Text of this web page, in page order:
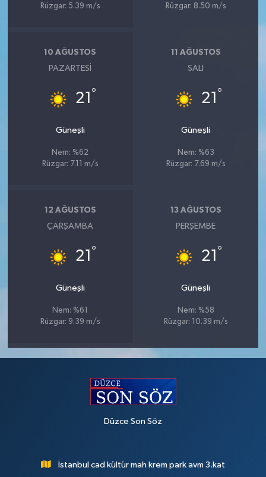
Rüzgar: 5.39 m/s
Rüzgar: 8.50 m/s
10 AĞUSTOS
PAZARTESI
21 °
Güneşli
Nem: %62
Rüzgar: 7.11 m/s
11 AĞUSTOS
SALI
21 °
Güneşli
Nem: %63
Rüzgar: 7.69 m/s
12 AĞUSTOS
ÇARŞAMBA
21 °
Güneşli
Nem: %61
Rüzgar: 9.39 m/s
13 AĞUSTOS
PERŞEMBE
21 °
Güneşli
Nem: %58
Rüzgar: 10.39 m/s
Düzce Son Söz
İstanbul cad kültür mah krem park avm 3.kat